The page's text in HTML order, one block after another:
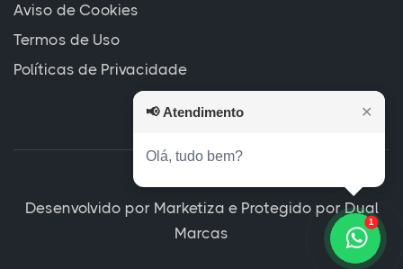
Aviso de Cookies
Termos de Uso
Políticas de Privacidade
Desenvolvido por Marketiza e Protegido porDual
Marcas
1
📢Atendimento
Me chama no WhatsApp 👇 que
condição especial!